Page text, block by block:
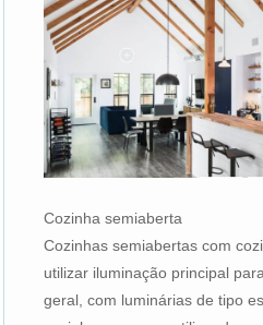
Cozinha semiaberta
Cozinhas semiabertas com
utilizar iluminação principal
geral, com luminárias de tipo